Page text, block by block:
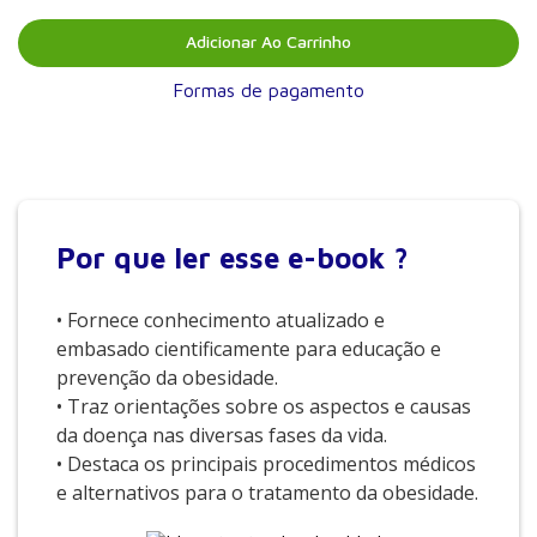
Adicionar Ao Carrinho
Formas de pagamento
Por que ler esse e-book ?
• Fornece conhecimento atualizado e
embasado cientificamente para educação e
prevenção da obesidade.
• Traz orientações sobre os aspectos e causas
da doença nas diversas fases da vida.
• Destaca os principais procedimentos médicos
e alternativos para o tratamento da obesidade.